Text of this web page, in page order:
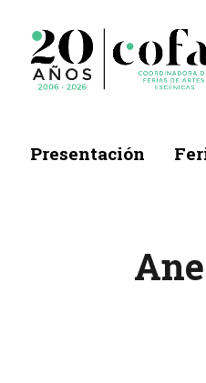
Presentación